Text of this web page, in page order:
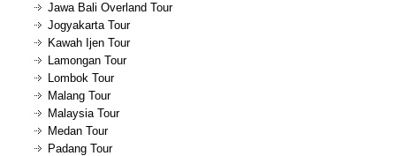
Jawa Bali Overland Tour
Jogyakarta Tour
Kawah Ijen Tour
Lamongan Tour
Lombok Tour
Malang Tour
Malaysia Tour
Medan Tour
Padang Tour